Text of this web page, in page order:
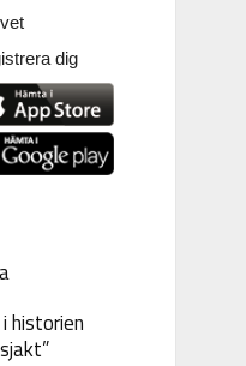
dig
historien